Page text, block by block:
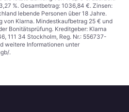
%. Gesamtbetrag: 1036,84 €. Zinsen:
lebende Personen über 18 Jahre.
von Klarna. Mindestkaufbetrag 25 € und
Bonitätsprüfung. Kreditgeber: Klarna
111 34 Stockholm, Reg. Nr.: 556737-
weitere Informationen unter
.